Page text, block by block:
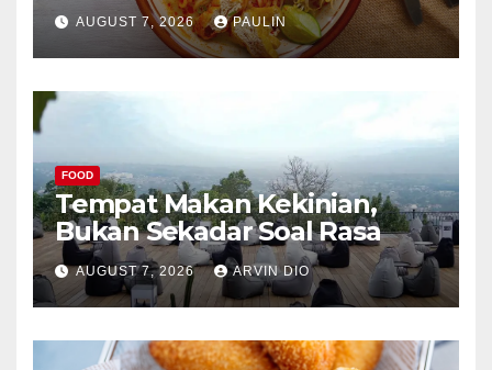
AUGUST 7, 2026 PAULIN
FOOD
Tempat Makan Kekinian,
Bukan Sekadar Soal Rasa
AUGUST 7, 2026 ARVIN DIO